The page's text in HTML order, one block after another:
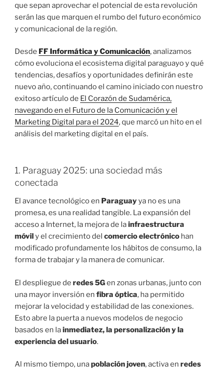
que sepan aprovechar el potencial de esta revolución
serán las que marquen el rumbo del futuro económico
y comunicacional de la región.
Desde FF Informática y Comunicación, analizamos
cómo evoluciona el ecosistema digital paraguayo y qué
tendencias, desafíos y oportunidades definirán este
nuevo año, continuando el camino iniciado con nuestro
exitoso artículo de El Corazón de Sudamérica,
navegando en el Futuro de la Comunicación y el
Marketing Digital para el 2024, que marcó un hito en el
análisis del marketing digital en el país.
1. Paraguay 2025: una sociedad más
conectada
El avance tecnológico en Paraguayya no es una
promesa, es una realidad tangible. La expansión del
acceso a Internet, la mejora de lainfraestructura
móvily el crecimiento del comercio electrónico han
modificado profundamente los hábitos de consumo, la
forma de trabajar y la manera de comunicar.
El despliegue de redes 5Gen zonas urbanas, junto con
una mayor inversión en fibra óptica, ha permitido
mejorar la velocidad y estabilidad de las conexiones.
Esto abre la puerta a nuevos modelos de negocio
basados en lainmediatez, la personalización y la
experiencia del usuario.
Al mismo tiempo, unapoblación joven, activa en redes